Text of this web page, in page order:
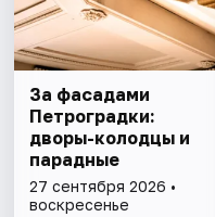
За фасадами
Петроградки:
дворы-колодцы и
парадные
27 сентября 2026 •
воскресенье